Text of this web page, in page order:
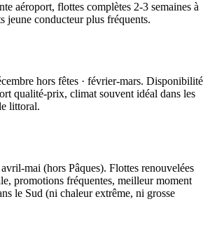
aéroport, flottes complètes 2-3 semaines à
jeune conducteur plus fréquents.
hors fêtes · février-mars. Disponibilité
qualité-prix, climat souvent idéal dans les
littoral.
mai (hors Pâques). Flottes renouvelées
promotions fréquentes, meilleur moment
le Sud (ni chaleur extrême, ni grosse